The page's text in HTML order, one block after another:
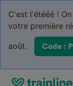
C'est l'étééé !
votre première
août. Code :